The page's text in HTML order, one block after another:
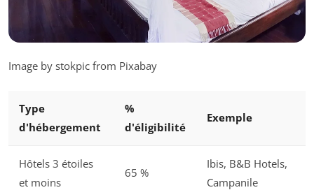
Image by stokpic from Pixabay
Type
d'hébergement
%
d'éligibilité
Exemple
Hôtels 3 étoiles
et moins
65 %
Ibis, B&B Hotels,
Campanile